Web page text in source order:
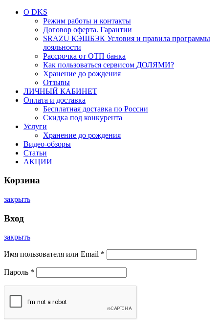
О DKS
Режим работы и контакты
Договор оферта. Гарантии
SRAZU КЭШБЭК Условия и правила программы
лояльности
Рассрочка от ОТП банка
Как пользоваться сервисом ДОЛЯМИ?
Хранение до рождения
Отзывы
ЛИЧНЫЙ КАБИНЕТ
Оплата и доставка
Бесплатная доставка по России
Скидка под конкурента
Услуги
Хранение до рождения
Видео-обзоры
Статьи
АКЦИИ
Корзина
закрыть
Вход
закрыть
Имя пользователя или Email *
Пароль *